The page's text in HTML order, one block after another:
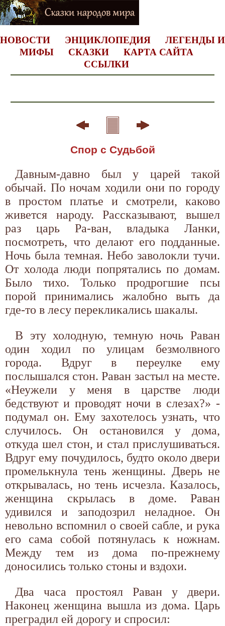
НОВОСТИ ЭНЦИКЛОПЕДИЯ
ЛЕГЕНДЫ И
МИФЫ
СКАЗКИ
КАРТА САЙТА
ССЫЛКИ
Спор с Судьбой
Давным-давно был у царей такой
обычай. По ночам ходили они по городу
в простом платье и смотрели, каково
живется народу. Рассказывают, вышел
раз царь Ра-ван, владыка Ланки,
посмотреть, что делают его подданные.
Ночь была темная. Небо заволокли тучи.
От холода люди попрятались по домам.
Было тихо. Только продрогшие псы
порой принимались жалобно выть да
где-то в лесу перекликались шакалы.
В эту холодную, темную ночь Раван
один ходил по улицам безмолвного
города. Вдруг в переулке ему
послышался стон. Раван застыл на месте.
«Неужели у меня в царстве люди
бедствуют и проводят ночи в слезах?» -
подумал он. Ему захотелось узнать, что
случилось. Он остановился у дома,
откуда шел стон, и стал прислушиваться.
Вдруг ему почудилось, будто около двери
промелькнула тень женщины. Дверь не
открывалась, но тень исчезла. Казалось,
женщина скрылась в доме. Раван
удивился и заподозрил неладное. Он
невольно вспомнил о своей сабле, и рука
его сама собой потянулась к ножнам.
Между тем из дома по-прежнему
доносились только стоны и вздохи.
Два часа простоял Раван у двери.
Наконец женщина вышла из дома. Царь
преградил ей дорогу и спросил: